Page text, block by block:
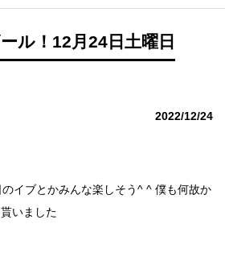
ル！12月24日土曜日
2022/12/24
のイブとかみんな楽しそう^ ^ 僕も何故か
いました